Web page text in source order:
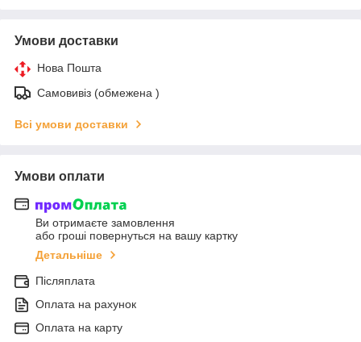
Умови доставки
Нова Пошта
Самовивіз (обмежена )
Всі умови доставки
Умови оплати
Ви отримаєте замовлення
або гроші повернуться на вашу картку
Детальніше
Післяплата
Оплата на рахунок
Оплата на карту